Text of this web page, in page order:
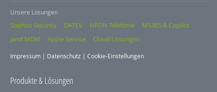
Unsere Lösungen
Sophos Security DATEV NFON Telefonie
MS365 & Copilot
Jamf MDM
Apple Service Cloud Lösungen
Impressum | Datenschutz |Cookie-Einstellungen
Produkte & Lösungen